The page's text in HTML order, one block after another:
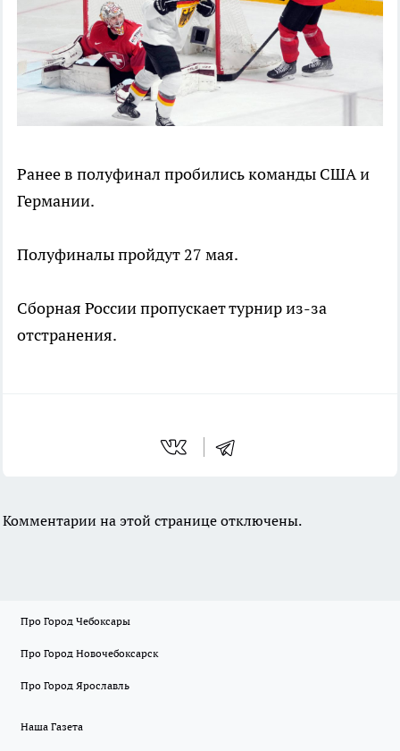
Ранее в полуфинал пробились команды США и
Германии.
Полуфиналы пройдут 27 мая.
Сборная России пропускает турнир из-за
отстранения.
Комментарии на этой странице отключены.
Про Город Чебоксары
Про Город Новочебоксарск
Про Город Ярославль
Наша Газета